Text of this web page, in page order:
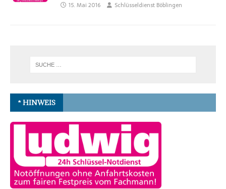
15. Mai 2016 Schlüsseldienst Böblingen
* HINWEIS